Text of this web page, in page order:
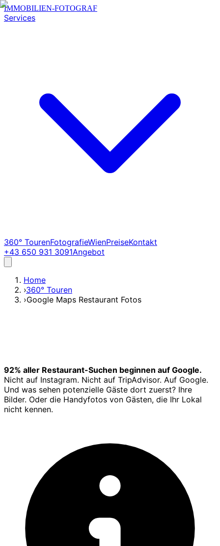
IMMOBILIEN-FOTOGRAF
Services
360° TourenFotografieWienPreiseKontakt
+43 650 931 3091Angebot
Home
›360° Touren
›Google Maps Restaurant Fotos
92% aller Restaurant-Suchen beginnen auf Google.
Nicht auf Instagram. Nicht auf TripAdvisor. Auf Google.
Und was sehen potenzielle Gäste dort zuerst? Ihre
Bilder. Oder die Handyfotos von Gästen, die Ihr Lokal
nicht kennen.